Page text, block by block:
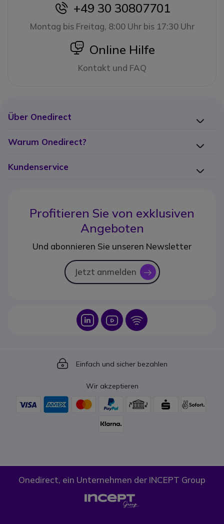
icon
+49 30 30807701
Montag bis Freitag, 8:00 Uhr bis 17:30 Uhr
icon
Online Hilfe
Kontakt und FAQ
Über Onedirect
Warum Onedirect?
Kundenservice
Profitieren Sie von exklusiven
Angeboten
Und abonnieren Sie unseren Newsletter
Jetzt anmelden icon
Icon Icon Icon
Icon
Einfach und sicher bezahlen
Wir akzeptieren
Onedirect, ein Unternehmen der INCEPT Group